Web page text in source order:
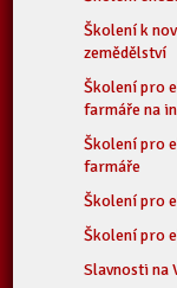
Školení k
zemědělství
Školení pro
farmáře na
Školení pro
farmáře
Školení pro
Školení pro
Slavnosti na